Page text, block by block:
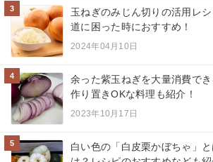
3
玉ねぎのみじん切りの活用レ
道に困った時におすすめ！
2024年04月10日
4
余った紫玉ねぎを大量消費で
作り置きOKな料理も紹介！
2023年10月17日
5
白い色の「白皮栗かぼちゃ」